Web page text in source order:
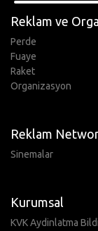
Reklam ve
Perde
Fuaye
Raket
Organizasyon
Reklam
Sinemalar
Kurumsal
KVK Aydinlatma